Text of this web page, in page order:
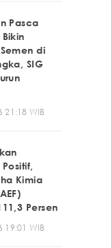
Pasca
di
SIG
21:18 WIB
Kimia
Persen
19:01 WIB